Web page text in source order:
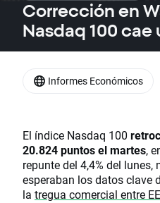
Corrección en
Nasdaq 100 cae
El índice Nasdaq 100
20.824 puntos el martes,
repunte del 4,4% del
esperaban los datos clave
la tregua comercial entre
Informes Económicos